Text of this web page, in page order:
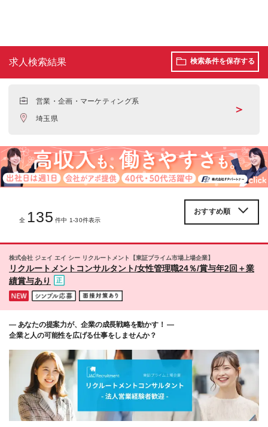
求人検索結果 検索条件を保存する
営業・企画・マーケティング系
埼玉県
＞
全 135 件中 1-30件表示
株式会社 ジェイ エイ シー リクルートメント【東証プライム市場上場企業】
リクルートメントコンサルタント/女性管理職24％/賞与年2回＋業
績賞与あり
― あなたの提案力が、企業の成長戦略を動かす！ ―
企業と人の可能性を広げる仕事をしませんか？